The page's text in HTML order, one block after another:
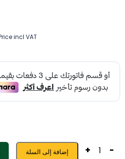
incl VAT:
-
+ إضافة إلى السلة